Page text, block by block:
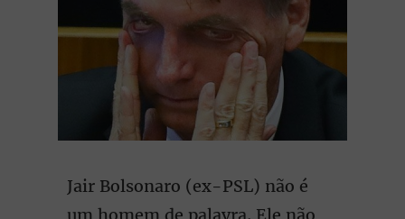
Jair Bolsonaro (ex-PSL) não é